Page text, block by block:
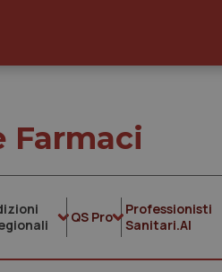
Farmaci
QS Pro
Professionisti
Sanitari.AI